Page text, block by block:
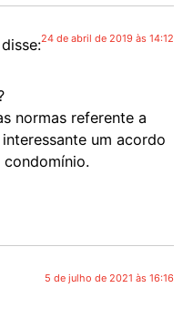
disse:24 de abril de 2019 às 14:12
normas referente a
um acordo
5 de julho de 2021 às 16:16